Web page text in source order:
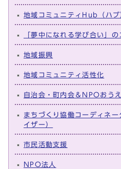
地域コミュニティHub（ハブ
「夢中になれる学び合い」の
地域振興
地域コミュニティ活性化
自治会・町内会＆NPOおう
まちづくり協働コーディネ
イザー）
市民活動支援
NPO法人